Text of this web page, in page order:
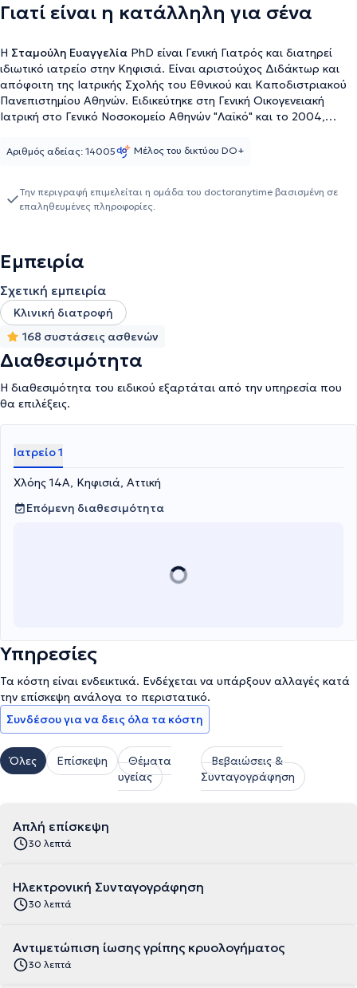
Γιατί είναι η κατάλληλη για σένα
Η Σταμούλη Ευαγγελία PhD είναι Γενική Γιατρός και διατηρεί
ιδιωτικό ιατρείο στην Κηφισιά. Είναι αριστούχος Διδάκτωρ και
απόφοιτη της Ιατρικής Σχολής του Εθνικού και Καποδιστριακού
Πανεπιστημίου Αθηνών. Ειδικεύτηκε στη Γενική Οικογενειακή
Ιατρική στο Γενικό Νοσοκομείο Αθηνών "Λαϊκό" και το 2004,
Ιατρική. Έχει αποκτήσει πολύτιμη εργασιακή εμπειρία, καθώς
Αθηνών και διετέλεσε επικουρική ιατρός στο Εθνικό Κέντρο
Άμεσης Βοήθειας Αθηνών. Σήμερα αποτελεί Εξωτερική
Κλινική του Αιγινήτειου Νοσοκομείου Αθηνών. Τέλος, έχει
συμμετάσχει στην εκπόνηση εργασιών και μελετών σχετικών
κυρίως με τη γηριατρική και την ψυχογηριατρική, ενώ φροντίζει να
παρακολουθεί συνέδρια και σεμινάρια σχετικά με θέματα που
άπτονται της γενικής ιατρικής και καλύπτουν ένα ευρύ φάσμα
παθήσεων οξέων ή χρόνιων σε όλες τις ηλικιακές ομάδες.
Αριθμός αδείας: 14005 Μέλος του δικτύου DO+
Την περιγραφή επιμελείται η ομάδα του doctoranytime βασισμένη σε
επαληθευμένες πληροφορίες.
Εμπειρία
Σχετική εμπειρία
Κλινική διατροφή
168 συστάσεις ασθενών
Διαθεσιμότητα
Η διαθεσιμότητα του ειδικού εξαρτάται από την υπηρεσία που
θα επιλέξεις.
Ιατρείο 1
Χλόης 14Α, Κηφισιά, Αττική
Επόμενη διαθεσιμότητα
Υπηρεσίες
Τα κόστη είναι ενδεικτικά. Ενδέχεται να υπάρξουν αλλαγές κατά
την επίσκεψη ανάλογα το περιστατικό.
Συνδέσου για να δεις όλα τα κόστη
Όλες Επίσκεψη
Θέματα
υγείας
Βεβαιώσεις &
Συνταγογράφηση
Απλή επίσκεψη
30 λεπτά
Ηλεκτρονική Συνταγογράφηση
30 λεπτά
Αντιμετώπιση ίωσης γρίπης κρυολογήματος
30 λεπτά